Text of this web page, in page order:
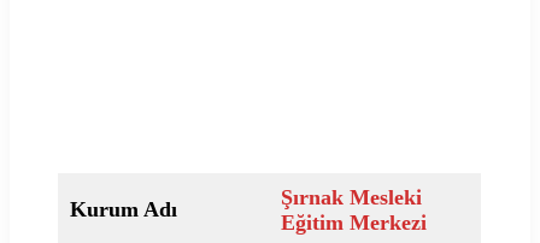
Kurum Adı
Şırnak Mesleki
Eğitim Merkezi